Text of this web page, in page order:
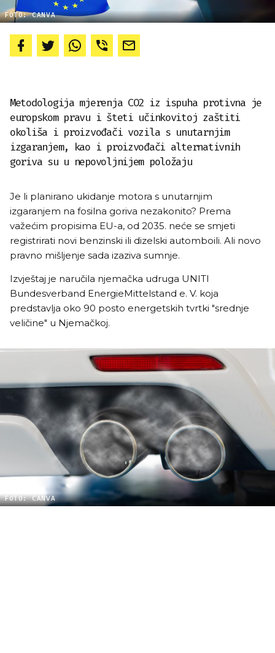
FOTO: CANVA
Metodologija mjerenja CO2 iz ispuha protivna je
europskom pravu i šteti učinkovitoj zaštiti
okoliša i proizvođači vozila s unutarnjim
izgaranjem, kao i proizvođači alternativnih
goriva su u nepovoljnijem položaju
Je li planirano ukidanje motora s unutarnjim
izgaranjem na fosilna goriva nezakonito? Prema
važećim propisima EU-a, od 2035. neće se smjeti
registrirati novi benzinski ili dizelski automboili. Ali novo
pravno mišljenje sada izaziva sumnje.
Izvještaj je naručila njemačka udruga UNITI
Bundesverband EnergieMittelstand e. V. koja
predstavlja oko 90 posto energetskih tvrtki "srednje
veličine" u Njemačkoj.
FOTO: CANVA